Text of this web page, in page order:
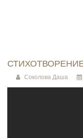
Соколова Даша